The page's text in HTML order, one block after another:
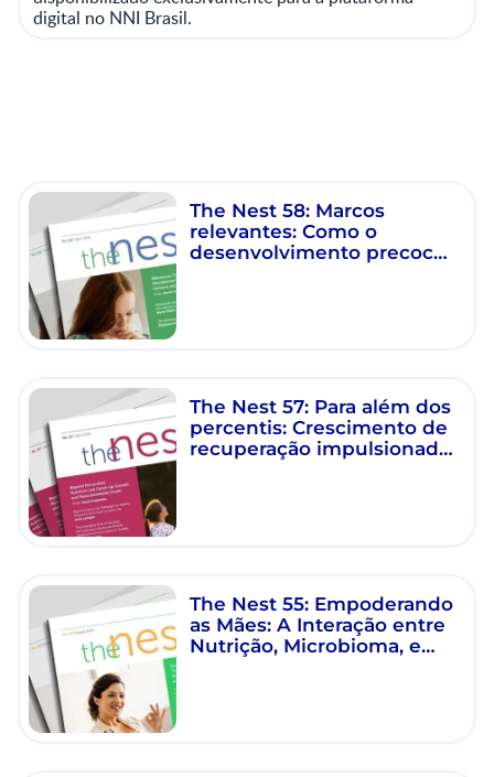
digital no NNI Brasil.
The Nest 58: Marcos
relevantes: Como o
desenvolvimento precoce
The Nest 57: Para além dos
percentis: Crescimento de
recuperação impulsionado
The Nest 55: Empoderando
as Mães: A Interação entre
Nutrição, Microbioma, e